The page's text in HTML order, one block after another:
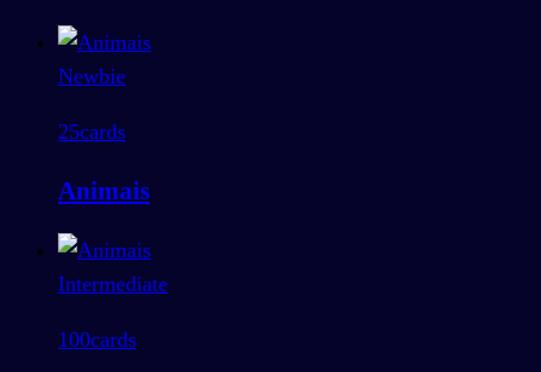
Newbie
25cards
Animais
Intermediate
100cards